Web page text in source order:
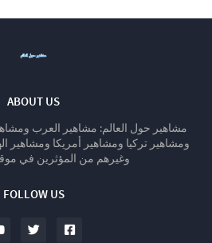
ABOUT US
مشاهير حول العالم: مشاهير العرب
ومشاهير تركيا ومشاهير أمريكا ومشاهير
وغيرهم من المؤثرين في
FOLLOW US